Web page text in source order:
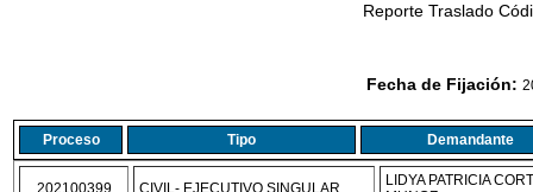
Reporte Traslado
Fecha de Fijación:
Proceso Tipo Demandante
202100399 CIVIL- EJECUTIVO SINGULAR
LIDYA PATRICIA